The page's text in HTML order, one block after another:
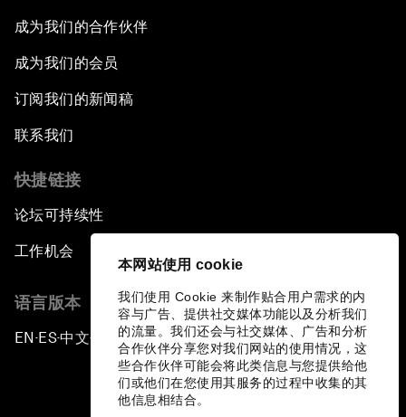
本网站使用 cookie
我们使用 Cookie 来制作贴合用户需求的内
容与广告、提供社交媒体功能以及分析我们
的流量。我们还会与社交媒体、广告和分析
合作伙伴分享您对我们网站的使用情况，这
些合作伙伴可能会将此类信息与您提供给他
们或他们在您使用其服务的过程中收集的其
他信息相结合。
成为我们的合作伙伴
成为我们的会员
订阅我们的新闻稿
联系我们
快捷链接
论坛可持续性
工作机会
语言版本
EN ▪ES▪中文▪ 日本語